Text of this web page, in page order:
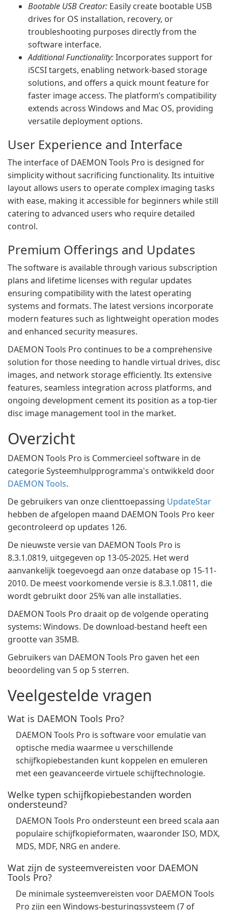
Bootable USB Creator: Easily create bootable USB
drives for OS installation, recovery, or
troubleshooting purposes directly from the
software interface.
Additional Functionality:Incorporates support for
iSCSI targets, enabling network-based storage
solutions, and offers a quick mount feature for
faster image access. The platform’s compatibility
extends across Windows and Mac OS, providing
versatile deployment options.
User Experience and Interface
The interface of DAEMON Tools Pro is designed for
simplicity without sacrificing functionality. Its intuitive
layout allows users to operate complex imaging tasks
with ease, making it accessible for beginners while still
catering to advanced users who require detailed
control.
Premium Offerings and Updates
The software is available through various subscription
plans and lifetime licenses with regular updates
ensuring compatibility with the latest operating
systems and formats. The latest versions incorporate
modern features such as lightweight operation modes
and enhanced security measures.
DAEMON Tools Pro continues to be a comprehensive
solution for those needing to handle virtual drives, disc
images, and network storage efficiently. Its extensive
features, seamless integration across platforms, and
ongoing development cement its position as a top-tier
disc image management tool in the market.
Overzicht
DAEMON Tools Pro is Commercieel software in de
categorie Systeemhulpprogramma's ontwikkeld door
DAEMON Tools.
De gebruikers van onze clienttoepassing UpdateStar
hebben de afgelopen maand DAEMON Tools Pro keer
gecontroleerd op updates 126.
De nieuwste versie van DAEMON Tools Pro is
8.3.1.0819, uitgegeven op 13-05-2025. Het werd
aanvankelijk toegevoegd aan onze database op 15-11-
2010. De meest voorkomende versie is 8.3.1.0811, die
wordt gebruikt door 25% van alle installaties.
DAEMON Tools Pro draait op de volgende operating
systems: Windows. De download-bestand heeft een
grootte van 35MB.
Gebruikers van DAEMON Tools Pro gaven het een
beoordeling van 5 op 5 sterren.
Veelgestelde vragen
Wat is DAEMON Tools Pro?
DAEMON Tools Pro is software voor emulatie van
optische media waarmee u verschillende
schijfkopiebestanden kunt koppelen en emuleren
met een geavanceerde virtuele schijftechnologie.
Welke typen schijfkopiebestanden worden
ondersteund?
DAEMON Tools Pro ondersteunt een breed scala aan
populaire schijfkopieformaten, waaronder ISO, MDX,
MDS, MDF, NRG en andere.
Wat zijn de systeemvereisten voor DAEMON
Tools Pro?
De minimale systeemvereisten voor DAEMON Tools
Pro zijn een Windows-besturingssysteem (7 of